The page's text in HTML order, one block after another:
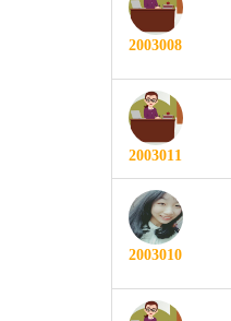
2003008
2003011
2003010